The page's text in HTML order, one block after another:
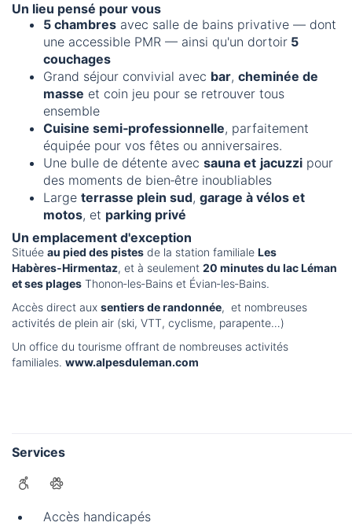
Un lieu pensé pour vous
5 chambres avec salle de bains privative — dont
une accessible PMR — ainsi qu'un dortoir 5
couchages
Grand séjour convivial avec bar, cheminée de
masse et coin jeu pour se retrouver tous
ensemble
Cuisine semi‑professionnelle, parfaitement
équipée pour vos fêtes ou anniversaires.
Une bulle de détente avec sauna et jacuzzi pour
des moments de bien‑être inoubliables
Large terrasse plein sud, garage à vélos et
motos, et parking privé
Un emplacement d'exception
Située au pied des pistes de la station familiale Les
Habères‑Hirmentaz, et à seulement 20 minutes du lac Léman
et ses plages Thonon‑les‑Bains et Évian‑les‑Bains.
Accès direct aux sentiers de randonnée, et nombreuses
activités de plein air (ski, VTT, cyclisme, parapente…)
Un office du tourisme offrant de nombreuses activités
familiales. www.alpesduleman.com
Services
Accès handicapés